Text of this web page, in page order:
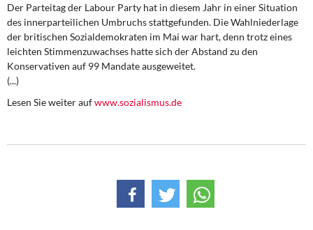
Wirtschaftspolitik
Steuer- und Finanzpolitik
Öffentliche Infrastruktur und Daseinsvorsorge
Eurokrise und Griechenland
Der Parteitag der Labour Party hat in diesem Jahr in einer Situation
des innerparteilichen Umbruchs stattgefunden. Die Wahlniederlage
der britischen Sozialdemokraten im Mai war hart, denn trotz eines
leichten Stimmenzuwachses hatte sich der Abstand zu den
Konservativen auf 99 Mandate ausgeweitet.
(...)
Lesen Sie weiter aufwww.sozialismus.de